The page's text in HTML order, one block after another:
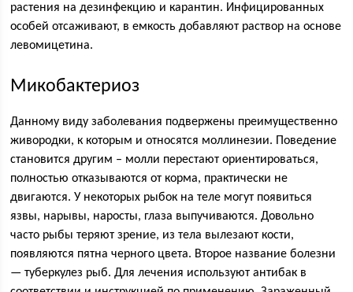
растения на дезинфекцию и карантин. Инфицированных
особей отсаживают, в емкость добавляют раствор на основе
левомицетина.
Микобактериоз
Данному виду заболевания подвержены преимущественно
живородки, к которым и относятся моллинезии. Поведение
становится другим – молли перестают ориентироваться,
полностью отказываются от корма, практически не
двигаются. У некоторых рыбок на теле могут появиться
язвы, нарывы, наросты, глаза выпучиваются. Довольно
часто рыбы теряют зрение, из тела вылезают кости,
появляются пятна черного цвета. Второе название болезни
— туберкулез рыб. Для лечения используют антибак в